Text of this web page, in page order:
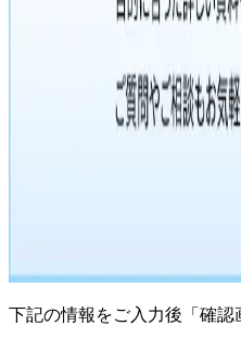
下記の情報をご入力後「確